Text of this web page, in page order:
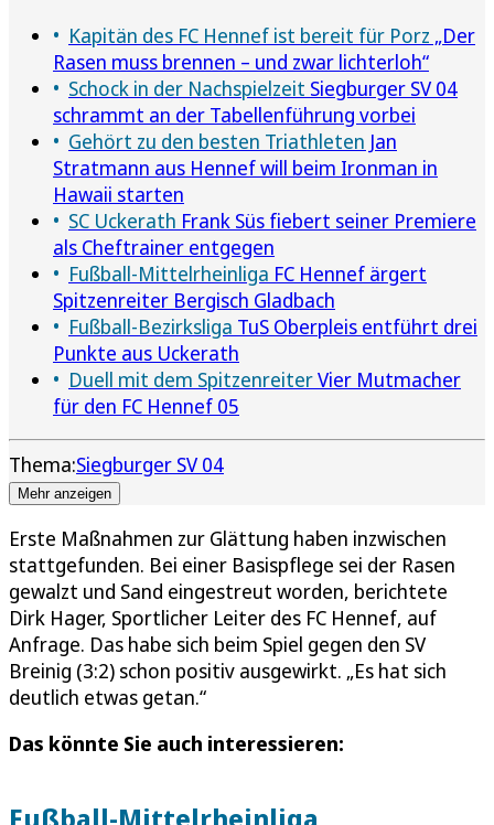
Kapitän des FC Hennef ist bereit für Porz „Der
Rasen muss brennen – und zwar lichterloh“
Schock in der Nachspielzeit Siegburger SV 04
schrammt an der Tabellenführung vorbei
Gehört zu den besten Triathleten Jan
Stratmann aus Hennef will beim Ironman in
Hawaii starten
SC Uckerath Frank Süs fiebert seiner Premiere
als Cheftrainer entgegen
Fußball-Mittelrheinliga FC Hennef ärgert
Spitzenreiter Bergisch Gladbach
Fußball-Bezirksliga TuS Oberpleis entführt drei
Punkte aus Uckerath
Duell mit dem SpitzenreiterVier Mutmacher
für den FC Hennef 05
Thema:Siegburger SV 04
Mehr anzeigen
Erste Maßnahmen zur Glättung haben inzwischen
stattgefunden. Bei einer Basispflege sei der Rasen
gewalzt und Sand eingestreut worden, berichtete
Dirk Hager, Sportlicher Leiter des FC Hennef, auf
Anfrage. Das habe sich beim Spiel gegen den SV
Breinig (3:2) schon positiv ausgewirkt. „Es hat sich
deutlich etwas getan.“
Das könnte Sie auch interessieren:
Fußball-Mittelrheinliga